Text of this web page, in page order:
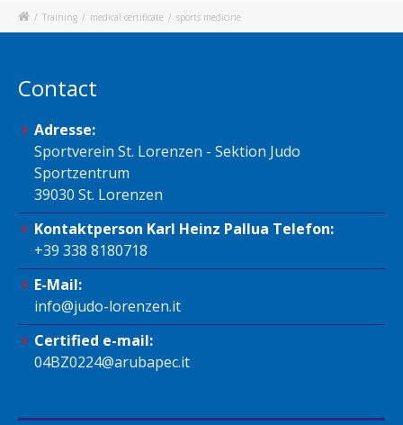
/ Training / medical certificate / sports medicine
Contact
Adresse:
Sportverein St. Lorenzen - Sektion Judo
Sportzentrum
39030 St. Lorenzen
Kontaktperson Karl Heinz Pallua Telefon:
+39 338 8180718
E-Mail:
info@judo-lorenzen.it
Certified e-mail:
04BZ0224@arubapec.it